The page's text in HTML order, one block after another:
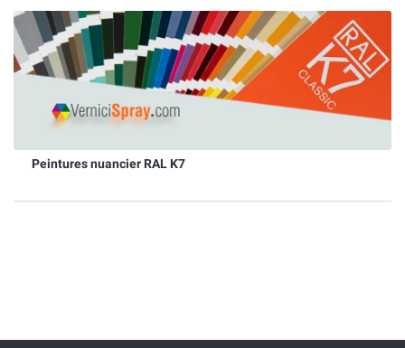
Peintures nuancier RAL K7